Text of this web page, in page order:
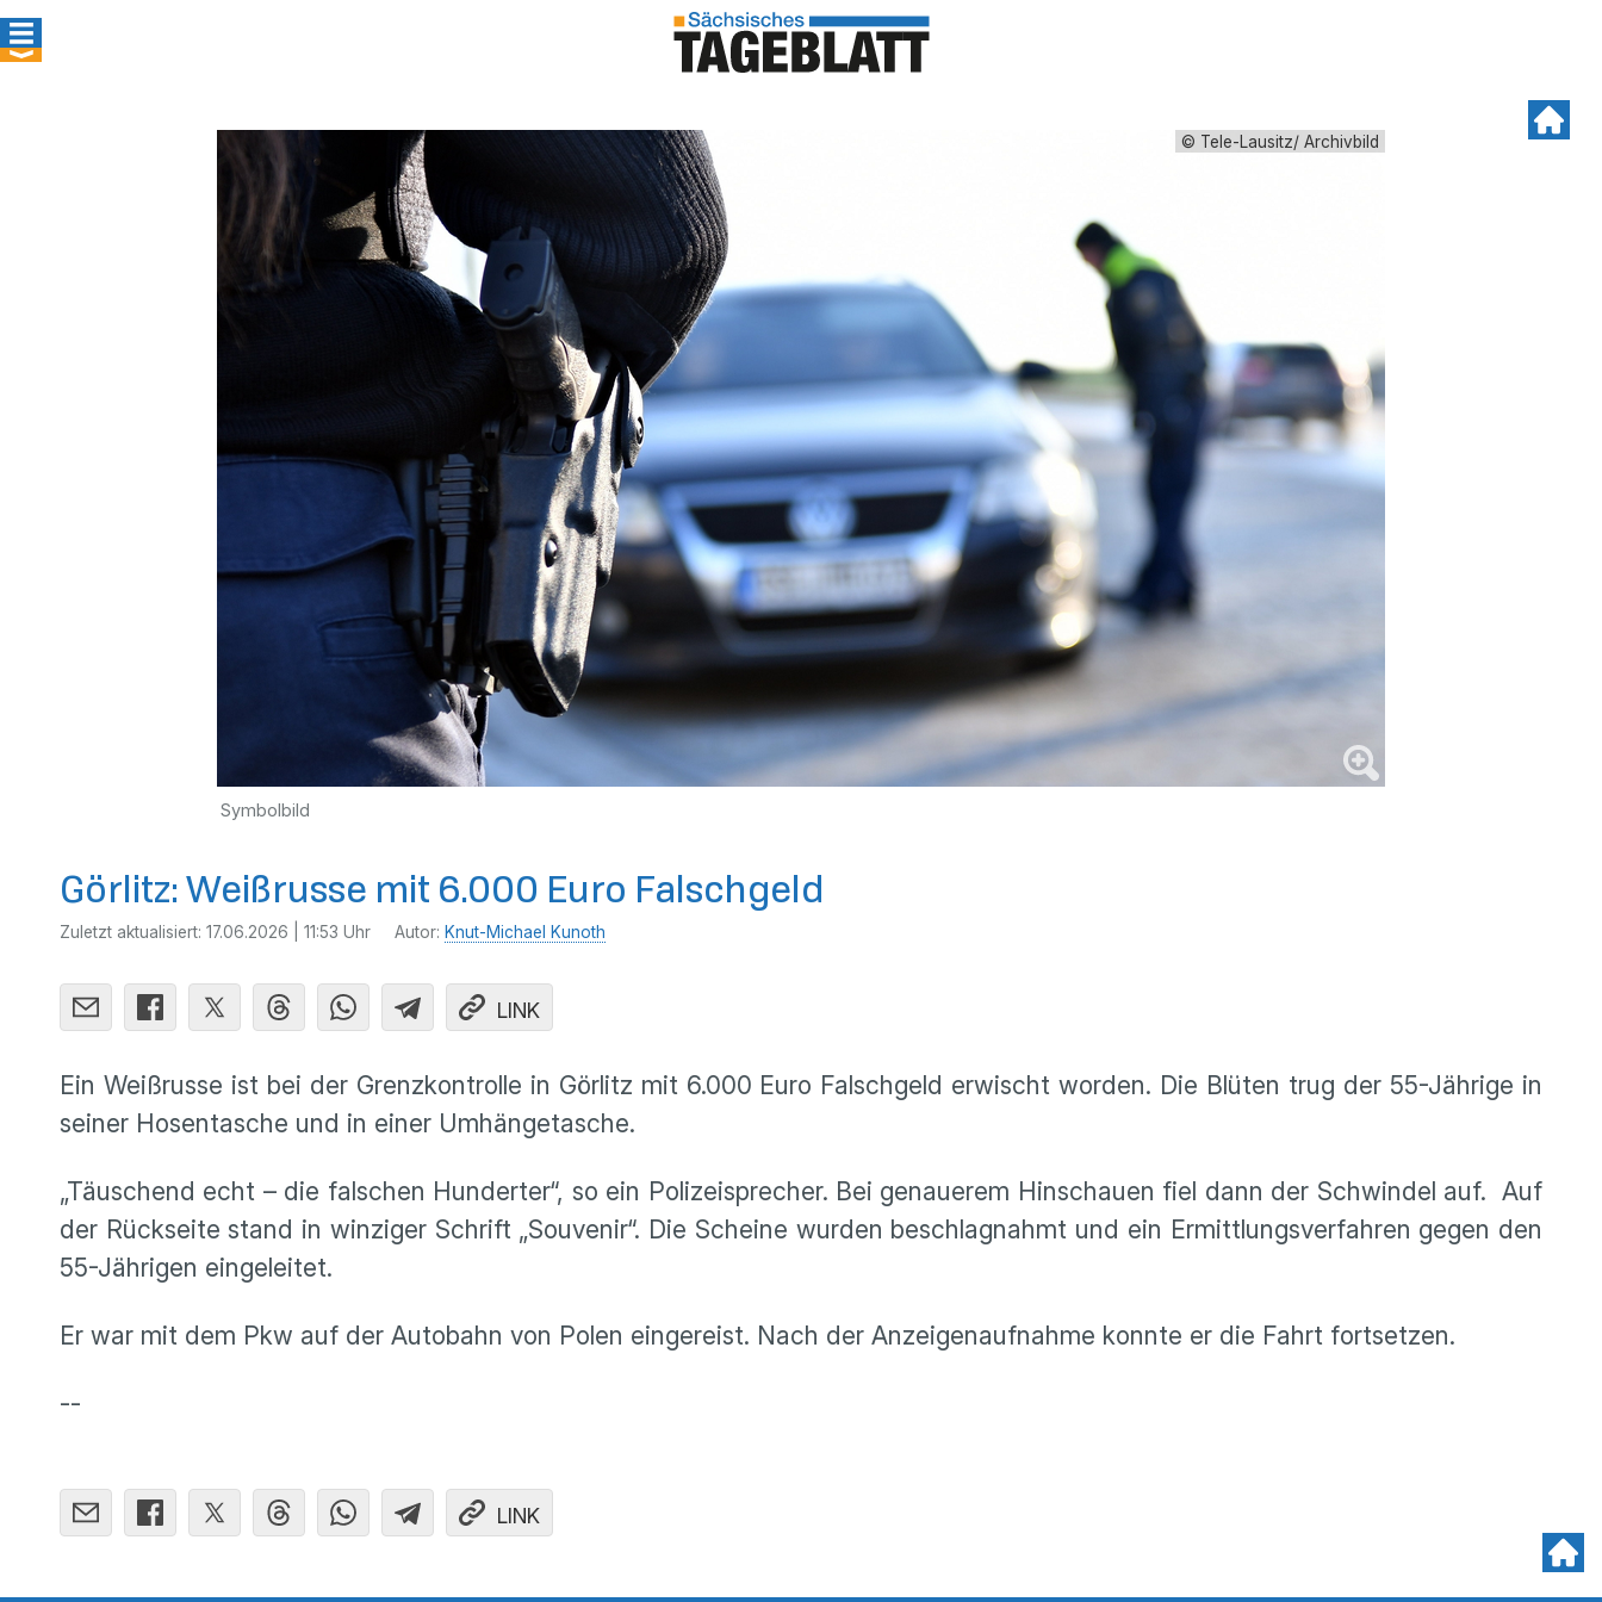
© Tele-Lausitz/ Archivbild
Symbolbild
Görlitz: Weißrusse mit 6.000 Euro Falschgeld
Zuletzt aktualisiert: 17.06.2026 | 11:53 Uhr Autor: Knut-Michael Kunoth
LINK
Ein Weißrusse ist bei der Grenzkontrolle in Görlitz mit 6.000 Euro Falschgeld erwischt worden. Die Blüten trug der 55-Jährige in
seiner Hosentasche und in einer Umhängetasche.
„Täuschend echt – die falschen Hunderter“, so ein Polizeisprecher. Bei genauerem Hinschauen fiel dann der Schwindel auf. Auf
der Rückseite stand in winziger Schrift „Souvenir“. Die Scheine wurden beschlagnahmt und ein Ermittlungsverfahren gegen den
55-Jährigen eingeleitet.
Er war mit dem Pkw auf der Autobahn von Polen eingereist. Nach der Anzeigenaufnahme konnte er die Fahrt fortsetzen.
--
LINK